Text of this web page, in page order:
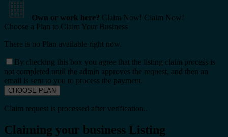
Own or work here? Claim Now! Claim Now!
Choose a Plan to Claim Your Business
There is no Plan available right now.
By checking this box you agree that the listing claim process is
not completed until the admin approves the request, and then an
email is sent to you to process the payment.
Claim request is processed after verification..
Claiming your business Listing